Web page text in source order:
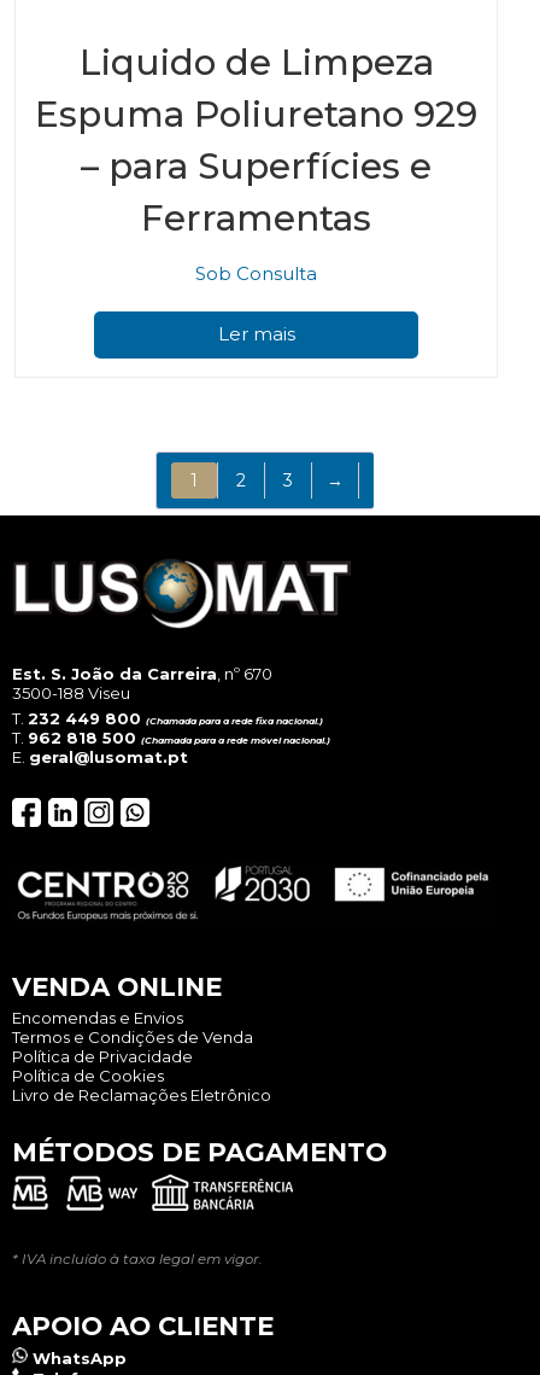
Liquido de Limpeza
Espuma Poliuretano 929
– para Superfícies e
Ferramentas
Sob Consulta
Ler mais
1 2 3 →
Est. S. João da Carreira , nº 670
3500-188 Viseu
T. 232 449 800 (Chamada para a rede fixa nacional.)
T. 962 818 500 (Chamada para a rede móvel nacional.)
E. geral@lusomat.pt
VENDA ONLINE
Encomendas e Envios
Termos e Condições de Venda
Política de Privacidade
Política de Cookies
Livro de Reclamações Eletrônico
MÉTODOS DE PAGAMENTO
* IVA incluído à taxa legal em vigor.
APOIO AO CLIENTE
WhatsApp